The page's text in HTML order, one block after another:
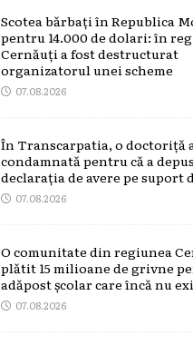
Scotea bărbați în Republica
pentru 14.000 de dolari: în
Cernăuți a fost destructurat
organizatorul unei scheme
07.08.2026
În Transcarpatia, o doctoriță
condamnată pentru că a depus
declarația de avere pe suport
07.08.2026
O comunitate din regiunea
plătit 15 milioane de grivne
adăpost școlar care încă nu
07.08.2026